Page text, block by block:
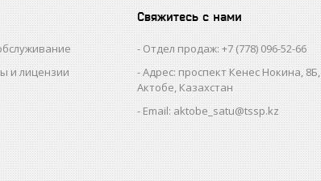
и лицензии
Свяжитесь с нами
Отдел продаж: +7 (778) 096-52-66
Адрес: проспект Кенес Нокина, 8Б,
Актобе, Казахстан
Email: aktobe_satu@tssp.kz